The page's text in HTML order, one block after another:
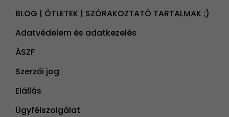
BLOG | ÖTLETEK | SZÓRAKOZTATÓ TARTALMAK ;)
Adatvédelem és adatkezelés
ÁSZF
Szerzői jog
Elállás
Ügyfélszolgálat